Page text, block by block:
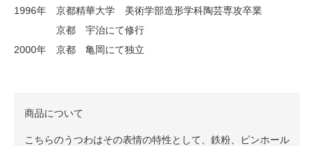
1996年 京都精華大学 美術学部造形学科陶芸専攻卒業
京都 宇治にて修行
2000年 京都 亀岡にて独立
商品について
こちらのうつわはその表情の特性として、鉄粉、ピンホール